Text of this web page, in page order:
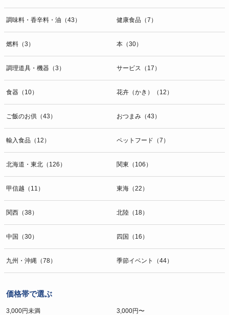
調味料・香辛料・油（43） 健康食品（7）
燃料（3） 本（30）
調理道具・機器（3） サービス（17）
食器（10） 花卉（かき）（12）
ご飯のお供（43） おつまみ（43）
輸入食品（12） ペットフード（7）
北海道・東北（126） 関東（106）
甲信越（11） 東海（22）
関西（38） 北陸（18）
中国（30） 四国（16）
九州・沖縄（78） 季節イベント（44）
価格帯で選ぶ
3,000円未満 3,000円〜